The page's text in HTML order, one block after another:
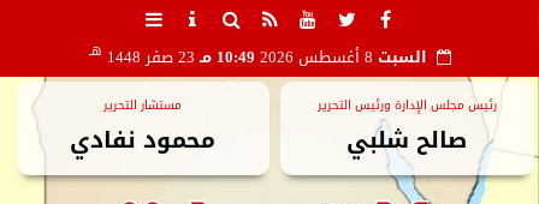
السبت 10:49 مـ 23 صفر 1448 هـ
رئيس مجلس الإدارة ورئيس التحرير
صالح شلبي
مستشار التحرير
محمود نفادي